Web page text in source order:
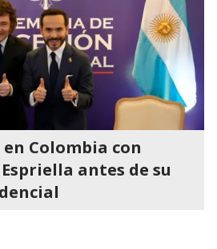
Colombia con
antes de su